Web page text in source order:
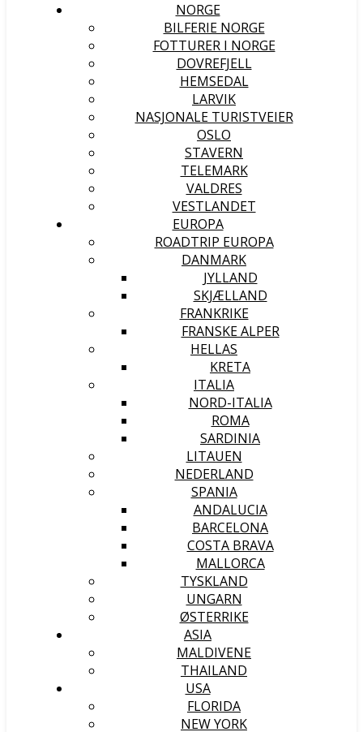
NORGE
BILFERIE NORGE
FOTTURER I NORGE
DOVREFJELL
HEMSEDAL
LARVIK
NASJONALE TURISTVEIER
OSLO
STAVERN
TELEMARK
VALDRES
VESTLANDET
EUROPA
ROADTRIP EUROPA
DANMARK
JYLLAND
SKJÆLLAND
FRANKRIKE
FRANSKE ALPER
HELLAS
KRETA
ITALIA
NORD-ITALIA
ROMA
SARDINIA
LITAUEN
NEDERLAND
SPANIA
ANDALUCIA
BARCELONA
COSTA BRAVA
MALLORCA
TYSKLAND
UNGARN
ØSTERRIKE
ASIA
MALDIVENE
THAILAND
USA
FLORIDA
NEW YORK